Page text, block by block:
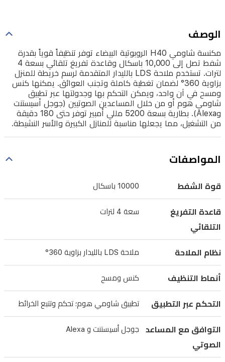
LDS
بالليدار
المتقدمة
لرسم
خريطة
للمنزل
بزاوية
360°
تغطية
العوائق.
يمكنها
كنس
ومسح
واحد،
ويمكن
التحكم
بها
الوصف
مكنسة شاومي H40 الروبوتية البيضاء توفر تنظيفاً قوياً بقدرة
شفط تصل إلى 10,000 باسكال وقاعدة تفريغ تلقائي بسعة 4
لترات. تستخدم ملاحة LDS بالليدار المتقدمة لرسم خريطة للمنزل
بزاوية 360° لضمان تغطية كاملة وتجنب العوائق. يمكنها كنس
ومسح في آن واحد، ويمكن التحكم بها وجدولتها عبر تطبيق
شاومي هوم أو من خلال المساعدين الصوتيين (جوجل أسيستنت
وAlexa). بطارية بسعة 5200 مللي أمبير توفر حتى 180 دقيقة
من التشغيل، مما يجعلها مناسبة للمنازل الكبيرة والأسر النشيطة.
المواصفات
قوة الشفط 10000 باسكال
قاعدة التفريغ
التلقائي
سعة 4 لترات
نظام الملاحة ملاحة LDS بالليدار بزاوية 360°
أنماط التنظيف كنس ومسح
التحكم عبر التطبيق تطبيق شاومي هوم؛ تحكم وتتبع الخرائط
التوافق مع المساعد
الصوتي
جوجل أسيستنت و Alexa